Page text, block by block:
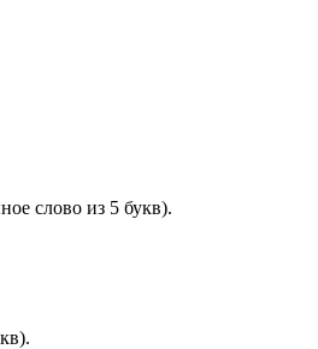
слово из 5 букв).